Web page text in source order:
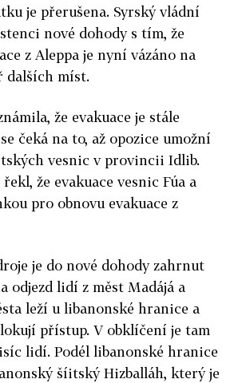
je přerušena. Syrský vládní
nové dohody s tím, že
z Aleppa je nyní vázáno na
dalších míst.
že evakuace je stále
čeká na to, až opozice umožní
vesnic v provincii Idlib.
že evakuace vesnic Fúa a
pro obnovu evakuace z
je do nové dohody zahrnut
odjezd lidí z měst Madájá a
leží u libanonské hranice a
přístup. V obklíčení je tam
lidí. Podél libanonské hranice
šíitský Hizballáh, který je